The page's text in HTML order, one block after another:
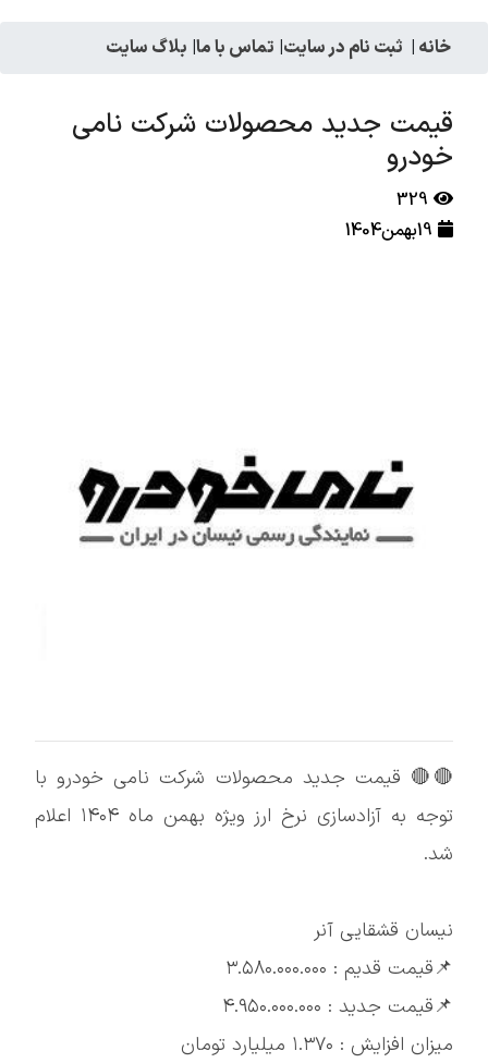
خانه | ثبت نام در سایت| تماس با ما| بلاگ سایت
قیمت جدید محصولات شرکت نامی
خودرو
329
19بهمن1404
🔴🔴 قیمت جدید محصولات شرکت نامی خودرو با
توجه به آزادسازی نرخ ارز ویژه بهمن ماه ۱۴۰۴ اعلام
شد.
نیسان قشقایی آنر
📌قیمت قدیم : ۳.۵۸۰.۰۰۰.۰۰۰
📌قیمت جدید : ۴.۹۵۰.۰۰۰.۰۰۰
میزان افزایش : ۱.۳۷۰ میلیارد تومان